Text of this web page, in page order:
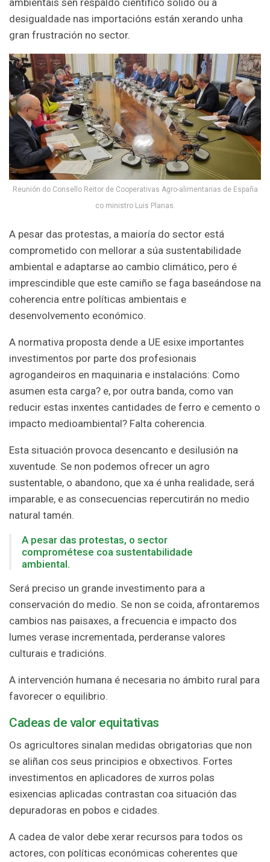
ambientais sen respaldo científico sólido ou a
desigualdade nas importacións están xerando unha
gran frustración no sector.
Reunión do Consello Reitor de Cooperativas Agro-alimentarias de España
co ministro Luis Planas.
A pesar das protestas, a maioría do sector está
comprometido con mellorar a súa sustentabilidade
ambiental e adaptarse ao cambio climático, pero é
imprescindible que este camiño se faga baseándose na
coherencia entre políticas ambientais e
desenvolvemento económico.
A normativa proposta dende a UE esixe importantes
investimentos por parte dos profesionais
agrogandeiros en maquinaria e instalacións: Como
asumen esta carga? e, por outra banda, como van
reducir estas inxentes cantidades de ferro e cemento o
impacto medioambiental? Falta coherencia.
Esta situación provoca desencanto e desilusión na
xuventude. Se non podemos ofrecer un agro
sustentable, o abandono, que xa é unha realidade, será
imparable, e as consecuencias repercutirán no medio
natural tamén.
A pesar das protestas, o sector
comprométese coa sustentabilidade
ambiental.
Será preciso un grande investimento para a
conservación do medio. Se non se coida, afrontaremos
cambios nas paisaxes, a frecuencia e impacto dos
lumes verase incrementada, perderanse valores
culturais e tradicións.
A intervención humana é necesaria no ámbito rural para
favorecer o equilibrio.
Cadeas de valor equitativas
Os agricultores sinalan medidas obrigatorias que non
se aliñan cos seus principios e obxectivos. Fortes
investimentos en aplicadores de xurros polas
esixencias aplicadas contrastan coa situación das
depuradoras en pobos e cidades.
A cadea de valor debe xerar recursos para todos os
actores, con políticas económicas coherentes que